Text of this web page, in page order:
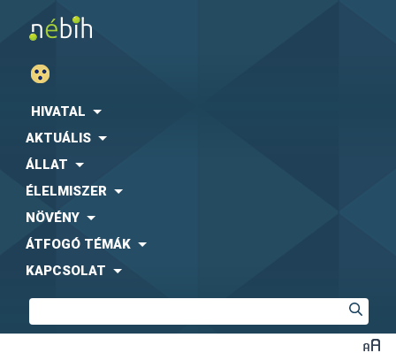
HIVATAL
AKTUÁLIS
ÁLLAT
ÉLELMISZER
NÖVÉNY
ÁTFOGÓ TÉMÁK
KAPCSOLAT